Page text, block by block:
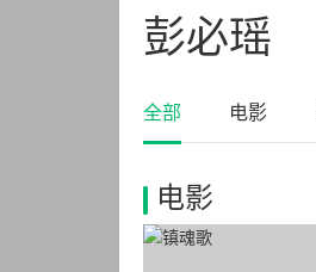
彭必瑶
全部 电影
电影